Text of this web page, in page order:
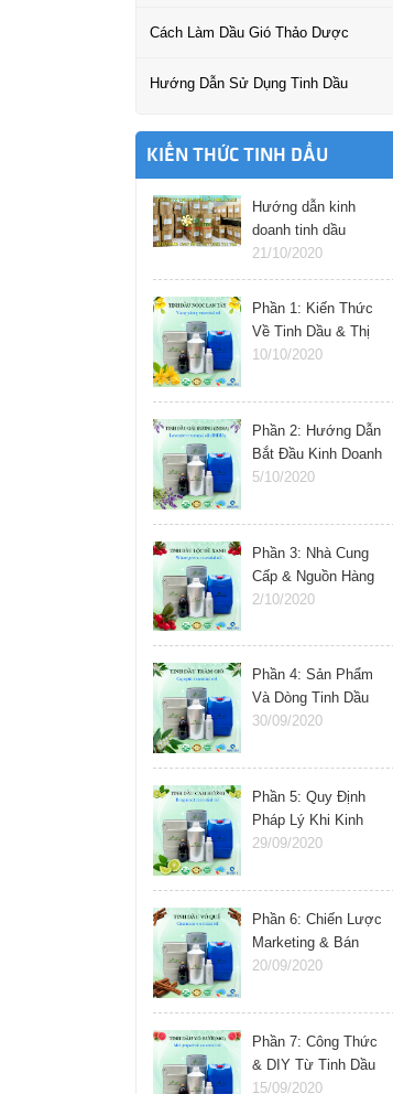
Cách Làm Dầu Gió Thảo Dược
Hướng Dẫn Sử Dụng Tinh Dầu
KIẾN THỨC TINH DẦU
Hướng dẫn kinh
doanh tinh dầu
online
21/10/2020
Phần 1: Kiến Thức
Về Tinh Dầu & Thị
Trường
10/10/2020
Phần 2: Hướng Dẫn
Bắt Đầu Kinh Doanh
Tinh Dầu
5/10/2020
Phần 3: Nhà Cung
Cấp & Nguồn Hàng
Tinh Dầu
2/10/2020
Phần 4: Sản Phẩm
Và Dòng Tinh Dầu
Nên Kinh Doanh
30/09/2020
Phần 5: Quy Định
Pháp Lý Khi Kinh
Doanh Tinh Dầu
29/09/2020
Phần 6: Chiến Lược
Marketing & Bán
Hàng Tinh Dầu
20/09/2020
Phần 7: Công Thức
& DIY Từ Tinh Dầu
15/09/2020